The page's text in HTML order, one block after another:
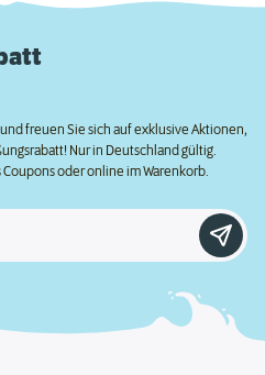
freuen Sie sich auf exklusive Aktionen,
Nur in Deutschland gültig.
Coupons oder online im Warenkorb.